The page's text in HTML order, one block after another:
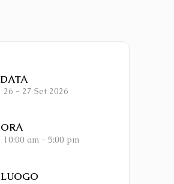
DATA
26 - 27 Set 2026
ORA
10:00 am - 5:00 pm
LUOGO